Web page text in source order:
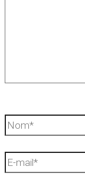
Nom*
E-